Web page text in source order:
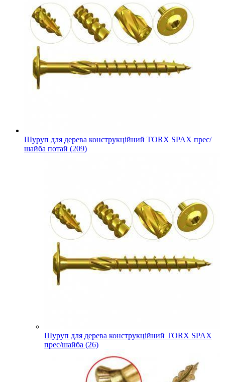
Шуруп для дерева конструкційний TORX SPAX прес/
шайба потай (209)
Шуруп для дерева конструкційний TORX SPAX
прес/шайба (26)